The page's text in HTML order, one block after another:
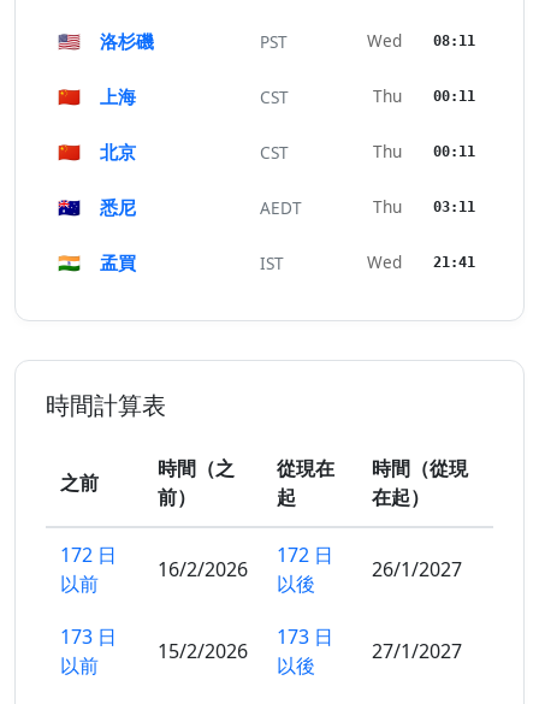
🇺🇸 洛杉磯 PST Wed 08:11
🇨🇳 上海 CST Thu 00:11
🇨🇳 北京 CST Thu 00:11
🇦🇺 悉尼 AEDT Thu 03:11
🇮🇳 孟買 IST Wed 21:41
時間計算表
之前
時間（之
前）
從現在
起
時間（從現
在起）
172 日
以前
16/2/2026
172 日
以後
26/1/2027
173 日
以前
15/2/2026
173 日
以後
27/1/2027